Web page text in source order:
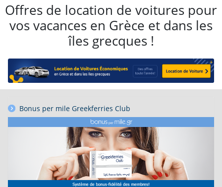
Offres de location de voitures pour
vos vacances en Grèce et dans les
îles grecques !
Bonus per mile Greekferries Club